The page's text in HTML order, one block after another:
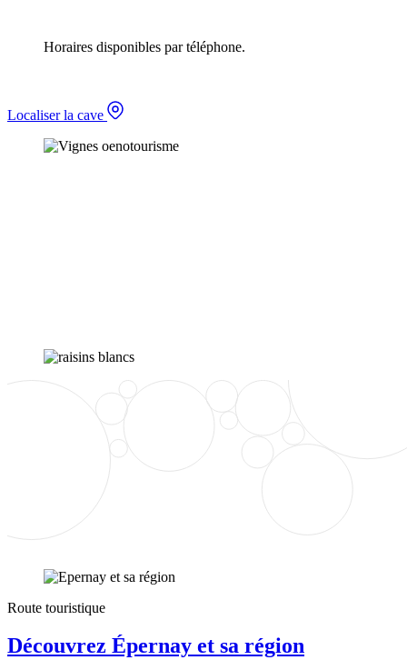
Horaires disponibles par téléphone.
Localiser la cave
Route touristique
Découvrez Épernay et sa région